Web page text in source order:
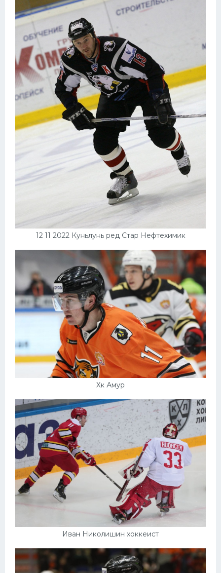
12 11 2022 Куньлунь ред Стар Нефтехимик
Хк Амур
Иван Николишин хоккеист